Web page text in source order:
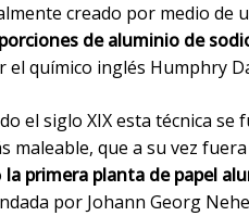
creado por medio de
de aluminio de
el químico inglés Humphry
el siglo XIX esta técnica
maleable, que a su vez
la primera planta de papel
por Johann Georg